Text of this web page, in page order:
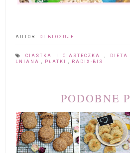
AUTOR: DI BLOGUJE
CIASTKA I CIASTECZKA DIETA
LNIANA
PŁATKI RADIX-BIS
PODOBNE